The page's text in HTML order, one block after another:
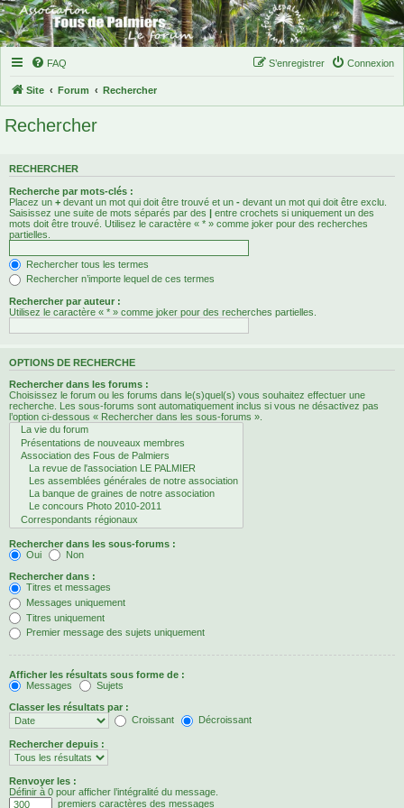
FAQ Connexion
S’enregistrer
Site Forum Rechercher
Rechercher
RECHERCHER
Recherche par mots-clés :
Placez un + devant un mot qui doit être trouvé et un - devant un mot qui doit être exclu.
Saisissez une suite de mots séparés par des | entre crochets si uniquement un des
mots doit être trouvé. Utilisez le caractère « * » comme joker pour des recherches
partielles.
Rechercher tous les termes
Rechercher n’importe lequel de ces termes
Rechercher par auteur :
Utilisez le caractère « * » comme joker pour des recherches partielles.
OPTIONS DE RECHERCHE
Rechercher dans les forums :
Choisissez le forum ou les forums dans le(s)quel(s) vous souhaitez effectuer une
recherche. Les sous-forums sont automatiquement inclus si vous ne désactivez pas
l’option ci-dessous « Rechercher dans les sous-forums ».
Rechercher dans les sous-forums :
Oui
Non
Rechercher dans :
Titres et messages
Messages uniquement
Titres uniquement
Premier message des sujets uniquement
Afficher les résultats sous forme de :
Messages
Sujets
Classer les résultats par :
Croissant
Décroissant
Rechercher depuis :
Renvoyer les :
Définir à 0 pour afficher l’intégralité du message.
premiers caractères des messages